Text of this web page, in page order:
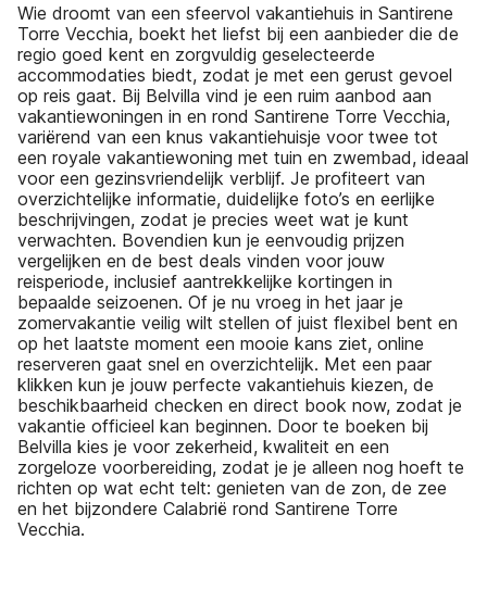
Wie droomt van een sfeervol vakantiehuis in Santirene
Torre Vecchia, boekt het liefst bij een aanbieder die de
regio goed kent en zorgvuldig geselecteerde
accommodaties biedt, zodat je met een gerust gevoel
op reis gaat. Bij Belvilla vind je een ruim aanbod aan
vakantiewoningen in en rond Santirene Torre Vecchia,
variërend van een knus vakantiehuisje voor twee tot
een royale vakantiewoning met tuin en zwembad, ideaal
voor een gezinsvriendelijk verblijf. Je profiteert van
overzichtelijke informatie, duidelijke foto’s en eerlijke
beschrijvingen, zodat je precies weet wat je kunt
verwachten. Bovendien kun je eenvoudig prijzen
vergelijken en de best deals vinden voor jouw
reisperiode, inclusief aantrekkelijke kortingen in
bepaalde seizoenen. Of je nu vroeg in het jaar je
zomervakantie veilig wilt stellen of juist flexibel bent en
op het laatste moment een mooie kans ziet, online
reserveren gaat snel en overzichtelijk. Met een paar
klikken kun je jouw perfecte vakantiehuis kiezen, de
beschikbaarheid checken en direct book now, zodat je
vakantie officieel kan beginnen. Door te boeken bij
Belvilla kies je voor zekerheid, kwaliteit en een
zorgeloze voorbereiding, zodat je je alleen nog hoeft te
richten op wat echt telt: genieten van de zon, de zee
en het bijzondere Calabrië rond Santirene Torre
Vecchia.